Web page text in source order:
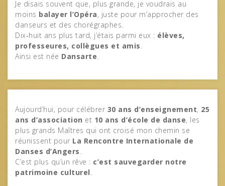
Je disais souvent que, plus grande, je voudrais au
moins balayer l’Opéra, juste pour m’approcher des
danseurs et des chorégraphes.
Dix‑huit ans plus tard, j’étais parmi eux : élèves,
professeures, collègues et amis
Ainsi est née Dansarte
Aujourd’hui, pour célébrer 30 ans d’enseignement, 25
ans d’association et 10 ans d’école de danse, les
plus grands Maîtres qui ont croisé mon chemin se
réunissent pour La Rencontre Internationale de
Danses d’Angers
C’est plus qu’un rêve : c’est sauvegarder notre
patrimoine culturel